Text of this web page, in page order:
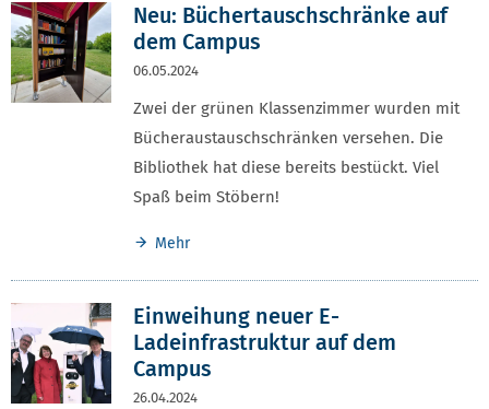
Neu: Büchertauschschränke auf
dem Campus
06.05.2024
Zwei der grünen Klassenzimmer wurden mit
Bücheraustauschschränken versehen. Die
Bibliothek hat diese bereits bestückt. Viel
Spaß beim Stöbern!
Mehr
Einweihung neuer E-
Ladeinfrastruktur auf dem
Campus
26.04.2024